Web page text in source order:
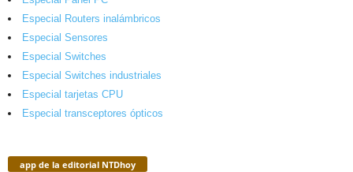
Especial Routers inalámbricos
Especial Sensores
Especial Switches
Especial Switches industriales
Especial tarjetas CPU
Especial transceptores ópticos
app de la editorial NTDhoy